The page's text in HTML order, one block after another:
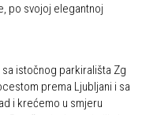
po svojoj elegantnoj
istočnog parkirališta Zg
prema Ljubljani i sa
i krećemo u smjeru